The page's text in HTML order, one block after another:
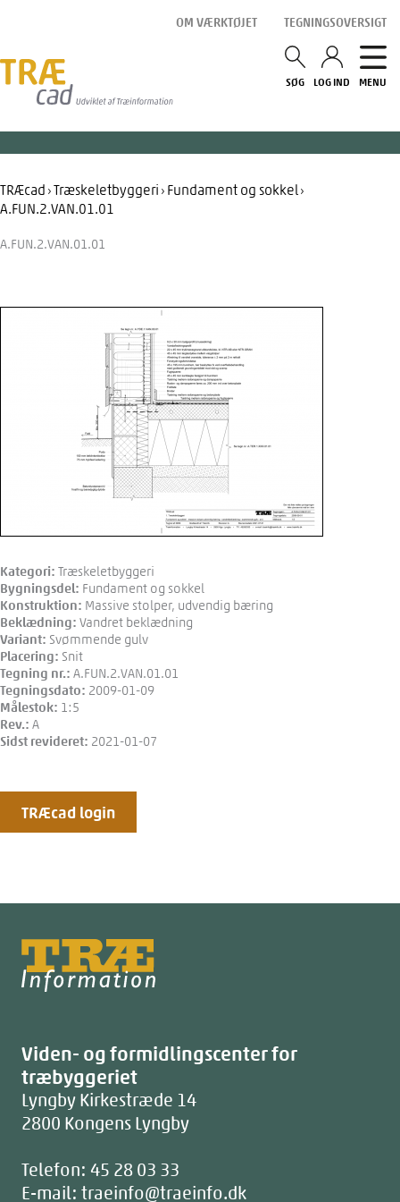
OM VÆRKTØJET TEGNINGSOVERSIGT
SØG LOG IND MENU
TRÆcad ›Træskeletbyggeri › Fundament og sokkel›
A.FUN.2.VAN.01.01
A.FUN.2.VAN.01.01
Kategori: Træskeletbyggeri
Bygningsdel: Fundament og sokkel
Konstruktion: Massive stolper, udvendig bæring
Beklædning: Vandret beklædning
Variant: Svømmende gulv
Placering: Snit
Tegning nr.: A.FUN.2.VAN.01.01
Tegningsdato: 2009-01-09
Målestok: 1:5
Rev.: A
Sidst revideret: 2021-01-07
TRÆcad login
Træinfo
Viden- og formidlingscenter for
træbyggeriet
Lyngby Kirkestræde 14
2800 Kongens Lyngby
Telefon: 45 28 03 33
E-mail: traeinfo@traeinfo.dk